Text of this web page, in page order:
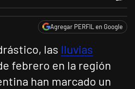
Agregar PERFIL en Google
las lluvias
febrero en la región
han marcado un